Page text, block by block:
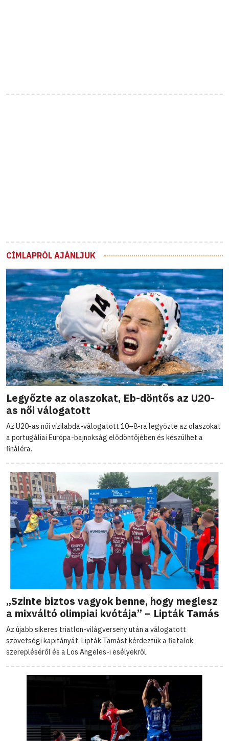
CÍMLAPRÓL AJÁNLJUK
Legyőzte az olaszokat, Eb-döntős az U20-
as női válogatott
Az U20-as női vízilabda-válogatott 10–8-ra legyőzte az olaszokat
a portugáliai Európa-bajnokság elődöntőjében és készülhet a
fináléra.
„Szinte biztos vagyok benne, hogy meglesz
a mixváltó olimpiai kvótája” – Lipták Tamás
Az újabb sikeres triatlon-világverseny után a válogatott
szövetségi kapitányát, Lipták Tamást kérdeztük a fiatalok
szerepléséről és a Los Angeles-i esélyekről.